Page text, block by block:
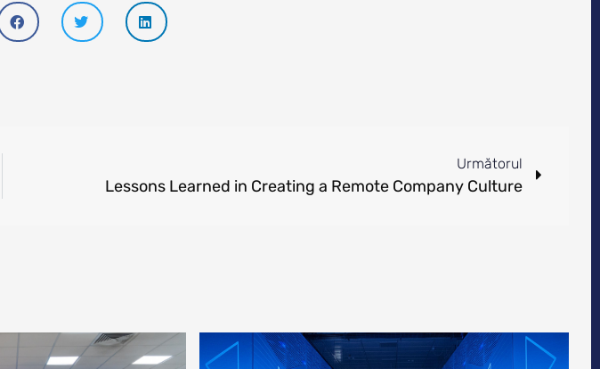
Următorul
Lessons Learned in Creating a Remote Company Culture